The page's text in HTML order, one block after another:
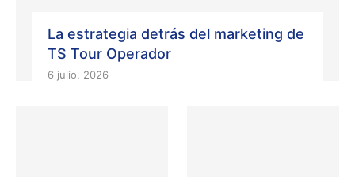
La estrategia detrás del marketing de
TS Tour Operador
6 julio, 2026